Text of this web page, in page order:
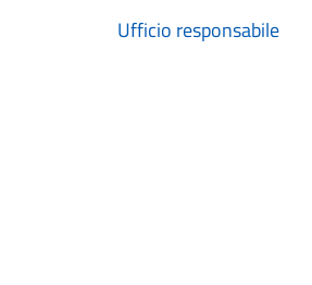
Ufficio responsabile